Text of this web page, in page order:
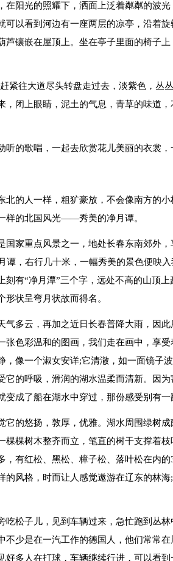
在阳光的照耀下，洒面上泛着粼粼的波
可以看到河边有一座两层的凉亭，沿着
芦镶嵌在屋顶上。坐在亭子里面的椅子
紧往大道尽头转盘走过去，淡紫色，丛
，闭上眼睛，泥土的气息，青草的味道
听的歌唱，一起去欣赏花儿美丽的衣裳
北的人一样，粗犷豪放，不会像南方的
样的北国风光——秀美的净月谭。
国家重点风景之一，地处长春东南郊外
谭，右行几十米，一幅秀美的景色便映
有“净月潭”三个字，远处不高的山顶
状呈弯月状故而得名。
气多云，再加之近日长春普降大雨，因
张色彩温和的图画，我们走在画中，享
，像一个淑女安详;它清澈，如一面镜子
它的呼吸，滑润的湖水温柔而清新。因
成了船在湖水中穿过，那份感受别有一
它的悠扬，敦厚，优雅。湖水周围绿树
棵棵树木整齐而立，笔直的树干支撑着
，有红松、黑松、樟子松、落叶松在内
的风格，时而让人感觉遨游在辽东的林
吃松子儿，见到车辆过来，急忙跑到丛
不少是在一汽工作的德国人，他们常常
好多人在打球，车辆继续行进，可以看